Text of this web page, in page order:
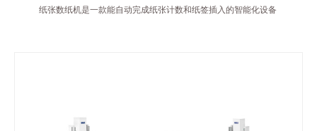
纸张数纸机是一款能自动完成纸张计数和纸签插入的智能化设备